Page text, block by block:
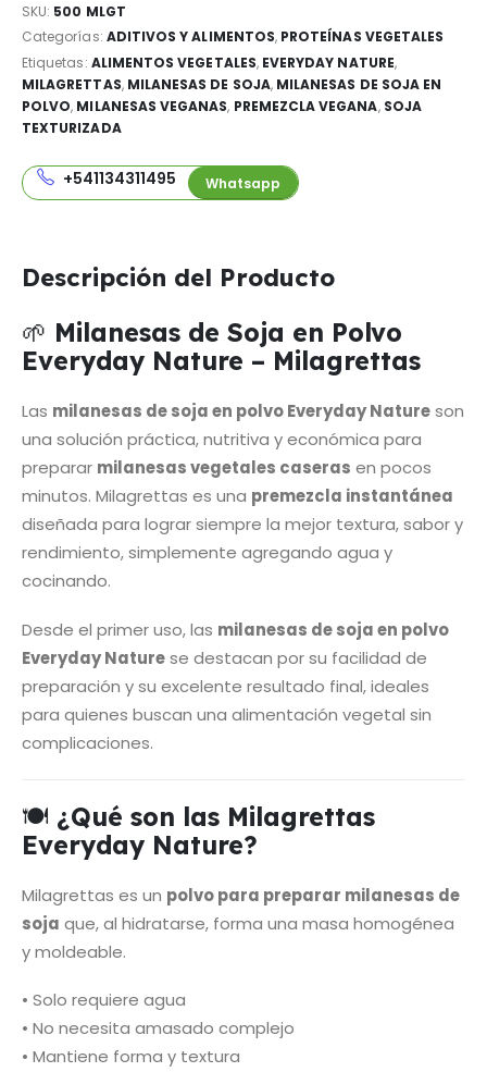
SKU: 500 MLGT
Categorías: ADITIVOS Y ALIMENTOS, PROTEÍNAS VEGETALES
Etiquetas: ALIMENTOS VEGETALES, EVERYDAY NATURE,
MILAGRETTAS, MILANESAS DE SOJA, MILANESAS DE SOJA EN
POLVO, MILANESAS VEGANAS, PREMEZCLA VEGANA, SOJA
TEXTURIZADA
+541134311495 Whatsapp
Descripción del Producto
🌱 Milanesas de Soja en Polvo
Everyday Nature – Milagrettas
Las milanesas de soja en polvo Everyday Natureson
una solución práctica, nutritiva y económica para
preparar milanesas vegetales caseras en pocos
minutos. Milagrettas es una premezcla instantánea
diseñada para lograr siempre la mejor textura, sabor y
rendimiento, simplemente agregando agua y
cocinando.
Desde el primer uso, las milanesas de soja en polvo
Everyday Naturese destacan por su facilidad de
preparación y su excelente resultado final, ideales
para quienes buscan una alimentación vegetal sin
complicaciones.
🍽️ ¿Qué son las Milagrettas
Everyday Nature?
Milagrettas es un polvo para preparar milanesas de
soja que, al hidratarse, forma una masa homogénea
y moldeable.
• Solo requiere agua
• No necesita amasado complejo
• Mantiene forma y textura